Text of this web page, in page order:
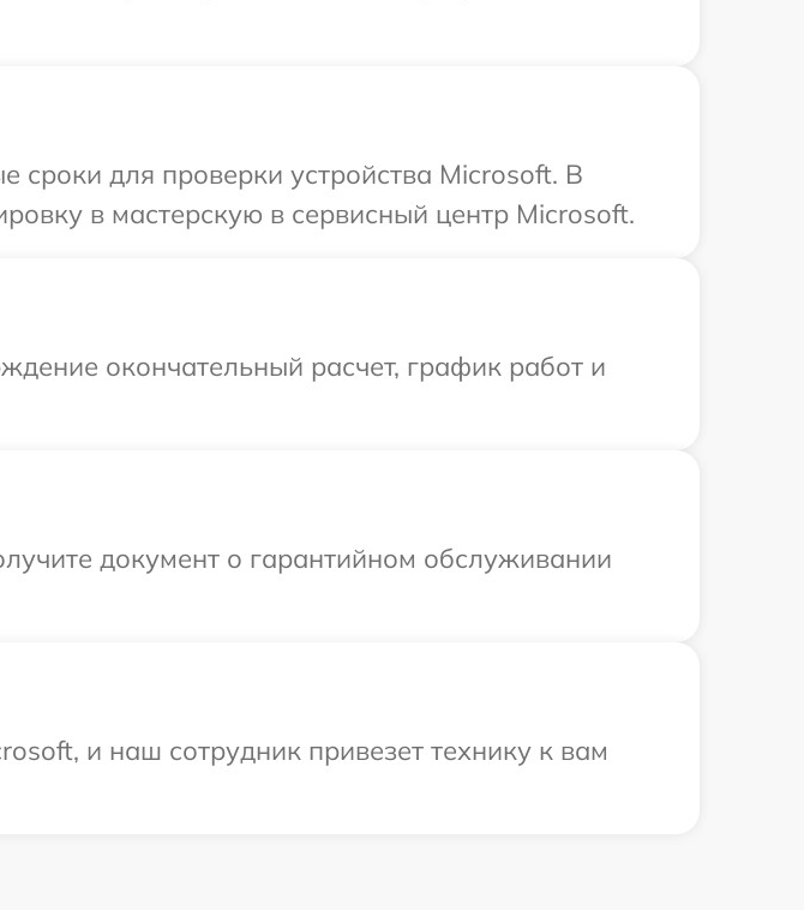
для проверки устройства Microsoft. В
в мастерскую в сервисный центр Microsoft.
окончательный расчет, график работ и
документ о гарантийном обслуживании
и наш сотрудник привезет технику к вам